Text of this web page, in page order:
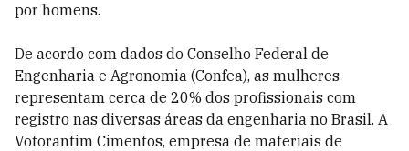
por homens.
De acordo com dados do Conselho Federal de
Engenharia e Agronomia (Confea), as mulheres
representam cerca de 20% dos profissionais com
registro nas diversas áreas da engenharia no Brasil. A
Votorantim Cimentos, empresa de materiais de